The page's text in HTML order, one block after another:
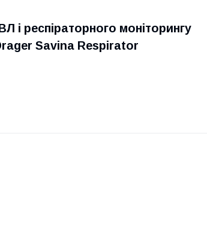
і респіраторного моніторингу
Savina Respirator